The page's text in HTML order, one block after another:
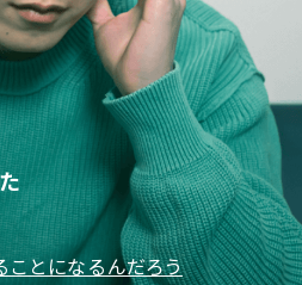
とになるんだろう